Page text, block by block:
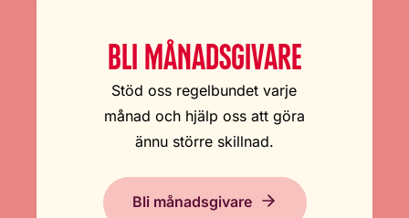
BLI MÅNADSGIVARE
Stöd oss regelbundet varje
månad och hjälp oss att göra
ännu större skillnad.
Bli månadsgivare